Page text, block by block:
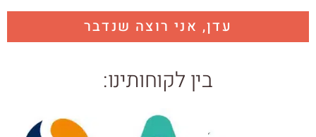
עדן, אני רוצה שנדבר
בין לקוחותינו: